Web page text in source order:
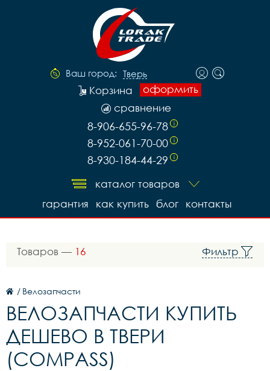
Ваш город: Тверь
оформить
Корзина
сравнение
8-906-655-96-78 i
8-952-061-70-00 i
8-930-184-44-29 i
каталог товаров
контакты
блог
как купить
гарантия
Товаров — 16 Фильтр
/ Велозапчасти
ВЕЛОЗАПЧАСТИ КУПИТЬ
ДЕШЕВО В ТВЕРИ
(COMPASS)